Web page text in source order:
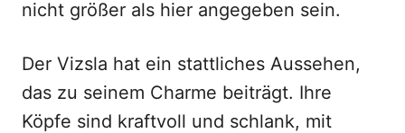
nicht größer als hier angegeben sein.
Der Vizsla hat ein stattliches Aussehen,
das zu seinem Charme beiträgt. Ihre
Köpfe sind kraftvoll und schlank, mit